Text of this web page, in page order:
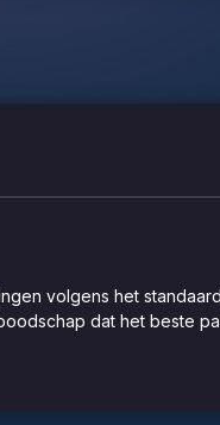
volgens het
dat het beste